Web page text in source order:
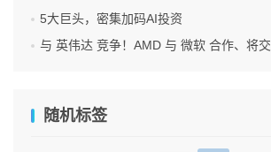
5大巨头，密集加码AI投资
与 英伟达 竞争！AMD 与 微软 合作、将交付
随机标签